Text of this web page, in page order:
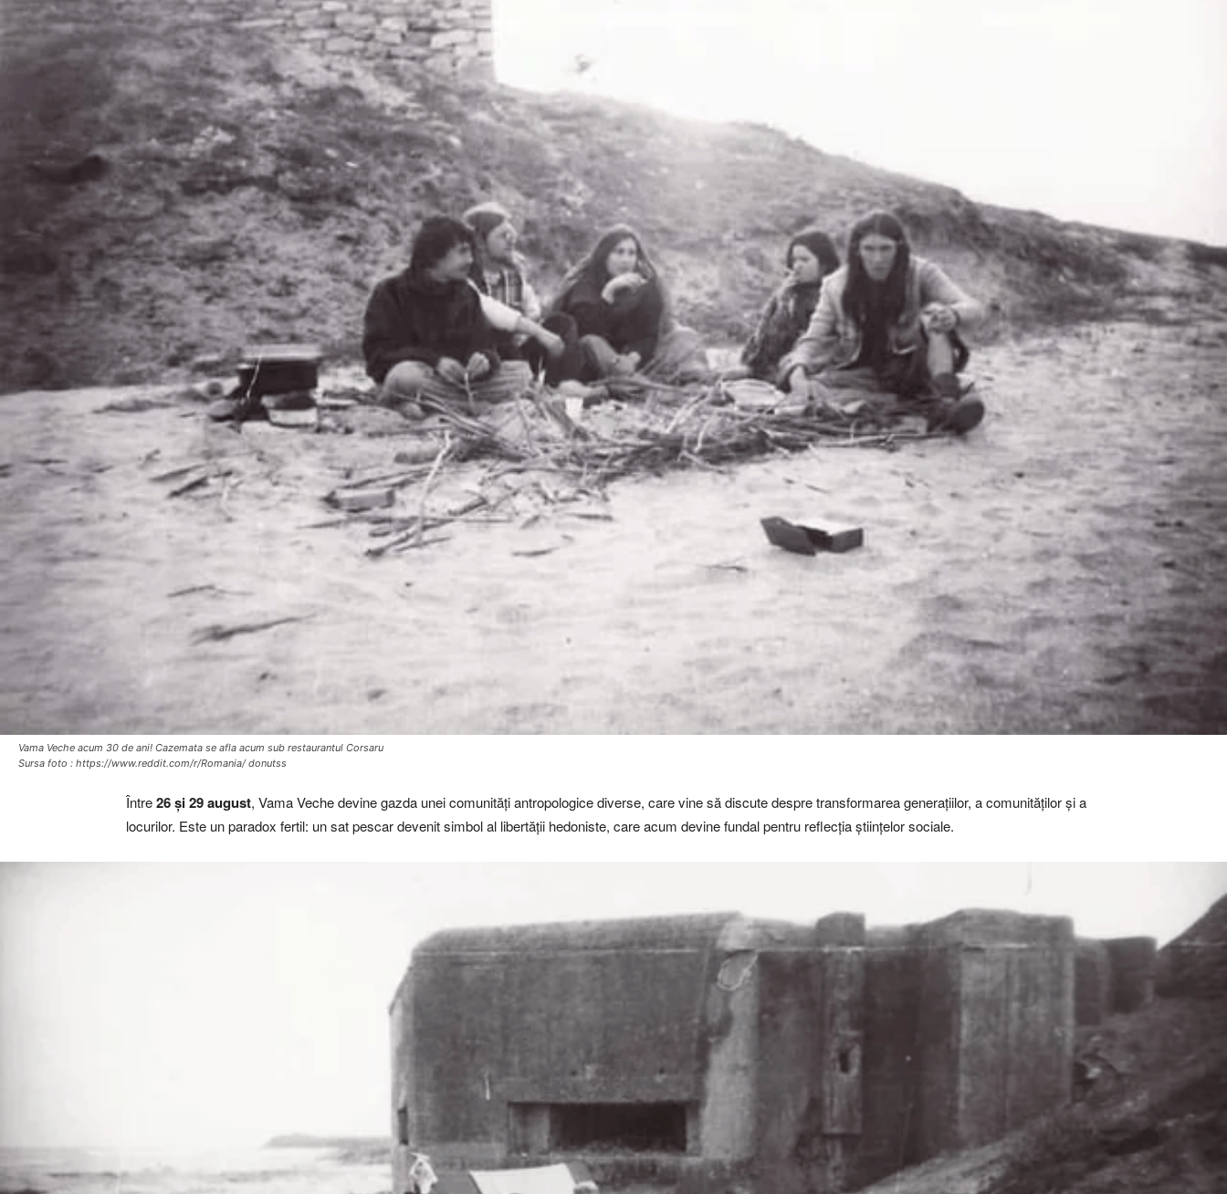
Vama Veche acum 30 de ani! Cazemata se afla acum sub restaurantul Corsaru
Sursa foto : https://www.reddit.com/r/Romania/ donutss
Între26 și 29 august, Vama Veche devine gazda unei comunități antropologice diverse, care vine să discute despre transformarea generațiilor, a comunităților și a
locurilor. Este un paradox fertil: un sat pescar devenit simbol al libertății hedoniste, care acum devine fundal pentru reflecția științelor sociale.